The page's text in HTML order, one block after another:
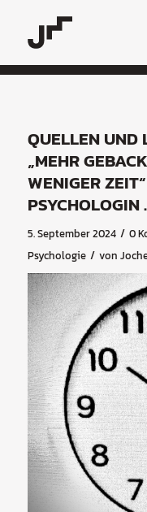
QUELLEN UND
„MEHR
WENIGER
5. September 2024 / 0
Psychologie / von